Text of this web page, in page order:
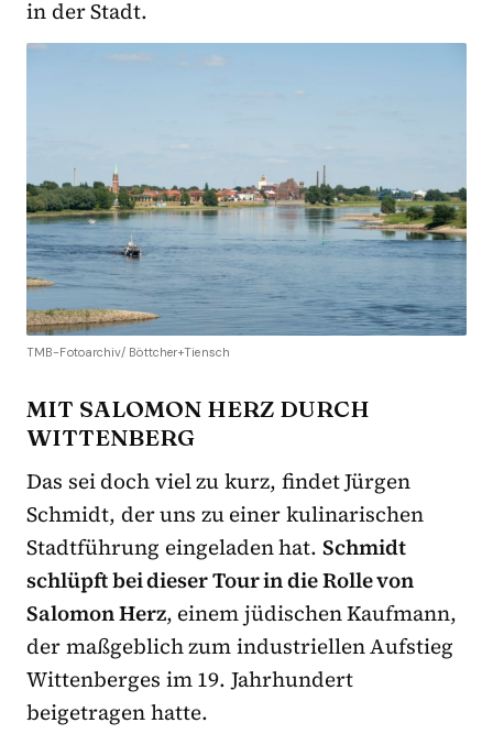
in der Stadt.
TMB-Fotoarchiv/ Böttcher+Tiensch
MIT SALOMON HERZ DURCH
WITTENBERG
Das sei doch viel zu kurz, findet Jürgen
Schmidt, der uns zu einer kulinarischen
Stadtführung eingeladen hat. Schmidt
schlüpft bei dieser Tour in die Rolle von
Salomon Herz, einem jüdischen Kaufmann,
der maßgeblich zum industriellen Aufstieg
Wittenberges im 19. Jahrhundert
beigetragen hatte.